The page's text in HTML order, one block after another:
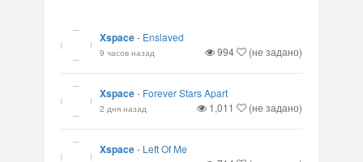
Xspace- Enslaved
9 часов назад 994 (не задано)
Xspace- Forever Stars Apart
2 дня назад 1,011 (не задано)
Xspace- Left Of Me